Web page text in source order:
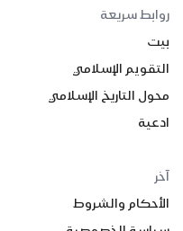
روابط سريعة
بيت
التقويم الإسلامي
محول التاريخ الإسلامي
ادعية
آخر
الأحكام والشروط